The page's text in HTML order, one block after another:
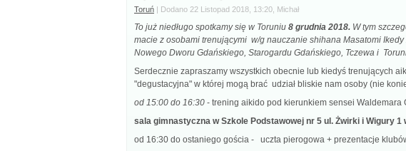
Toruń | Dodano 22 Listopad 2018, 13:20, Michał
To już niedługo spotkamy się w Toruniu 8 grudnia 2018. W tym
macie z osobami trenującymi w/g nauczanie shihana Masatomi
Nowego Dworu Gdańskiego, Starogardu Gdańskiego, Tczewa i
Serdecznie zapraszamy wszystkich obecnie lub kiedyś trenujących
"degustacyjna" w której mogą brać udział bliskie nam osoby (nie
od 15:00 do 16:30 - trening aikido pod kierunkiem sensei Waldemara
sala gimnastyczna w Szkole Podstawowej nr 5 ul. Żwirki i Wigury 1
od 16:30 do ostaniego gościa - uczta pierogowa + prezentacje